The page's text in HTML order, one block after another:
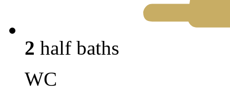
2 half baths
WC